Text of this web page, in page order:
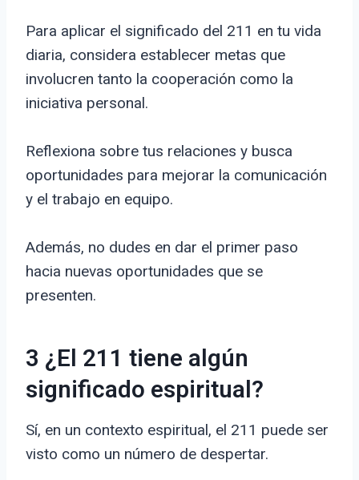
Para aplicar el significado del 211 en tu vida
diaria, considera establecer metas que
involucren tanto la cooperación como la
iniciativa personal.
Reflexiona sobre tus relaciones y busca
oportunidades para mejorar la comunicación
y el trabajo en equipo.
Además, no dudes en dar el primer paso
hacia nuevas oportunidades que se
presenten.
3 ¿El 211 tiene algún
significado espiritual?
Sí, en un contexto espiritual, el 211 puede ser
visto como un número de despertar.